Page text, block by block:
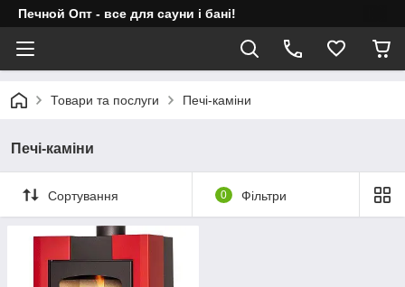
Печной Опт - все для сауни і бані!
Товари та послуги Печі-каміни
Печі-каміни
Сортування 0 Фільтри